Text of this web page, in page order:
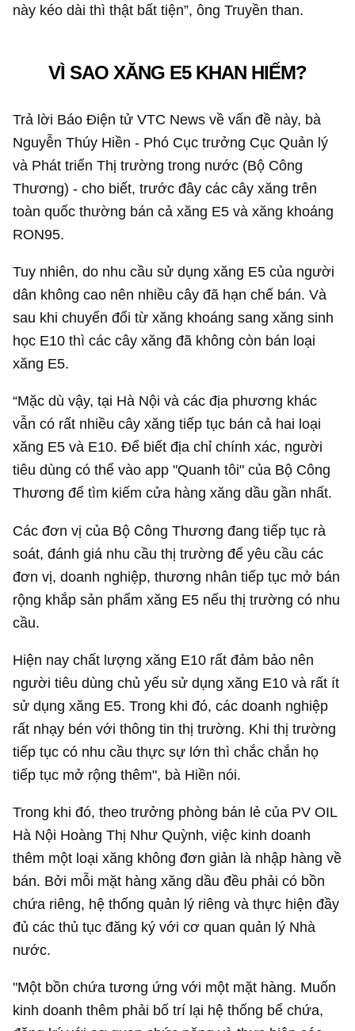
này kéo dài thì thật bất tiện”, ông Truyền than.
VÌ SAO XĂNG E5 KHAN HIẾM?
Trả lời Báo Điện tử VTC News về vấn đề này, bà
Nguyễn Thúy Hiền - Phó Cục trưởng Cục Quản lý
và Phát triển Thị trường trong nước (Bộ Công
Thương) - cho biết, trước đây các cây xăng trên
toàn quốc thường bán cả xăng E5 và xăng khoáng
RON95.
Tuy nhiên, do nhu cầu sử dụng xăng E5 của người
dân không cao nên nhiều cây đã hạn chế bán. Và
sau khi chuyển đổi từ xăng khoáng sang xăng sinh
học E10 thì các cây xăng đã không còn bán loại
xăng E5.
“Mặc dù vậy, tại Hà Nội và các địa phương khác
vẫn có rất nhiều cây xăng tiếp tục bán cả hai loại
xăng E5 và E10. Để biết địa chỉ chính xác, người
tiêu dùng có thể vào app "Quanh tôi" của Bộ Công
Thương để tìm kiếm cửa hàng xăng dầu gần nhất.
Các đơn vị của Bộ Công Thương đang tiếp tục rà
soát, đánh giá nhu cầu thị trường để yêu cầu các
đơn vị, doanh nghiệp, thương nhân tiếp tục mở bán
rộng khắp sản phẩm xăng E5 nếu thị trường có nhu
cầu.
Hiện nay chất lượng xăng E10 rất đảm bảo nên
người tiêu dùng chủ yếu sử dụng xăng E10 và rất ít
sử dụng xăng E5. Trong khi đó, các doanh nghiệp
rất nhạy bén với thông tin thị trường. Khi thị trường
tiếp tục có nhu cầu thực sự lớn thì chắc chắn họ
tiếp tục mở rộng thêm", bà Hiền nói.
Trong khi đó, theo trưởng phòng bán lẻ của PV OIL
Hà Nội Hoàng Thị Như Quỳnh, việc kinh doanh
thêm một loại xăng không đơn giản là nhập hàng về
bán. Bởi mỗi mặt hàng xăng dầu đều phải có bồn
chứa riêng, hệ thống quản lý riêng và thực hiện đầy
đủ các thủ tục đăng ký với cơ quan quản lý Nhà
nước.
"Một bồn chứa tương ứng với một mặt hàng. Muốn
kinh doanh thêm phải bố trí lại hệ thống bể chứa,